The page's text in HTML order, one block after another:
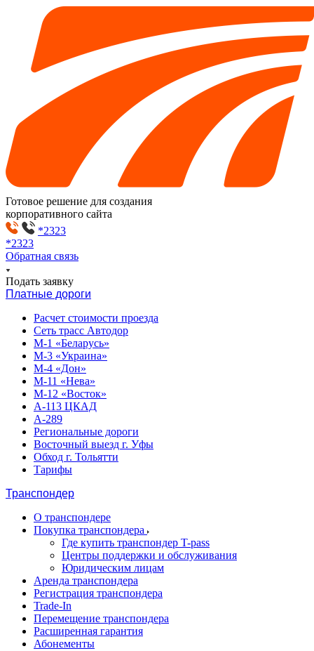
Готовое решение для создания
корпоративного сайта
*2323
*2323
Обратная связь
Подать заявку
Платные дороги
Расчет стоимости проезда
Сеть трасс Автодор
М-1 «Беларусь»
М-3 «Украина»
М-4 «Дон»
М-11 «Нева»
М-12 «Восток»
А-113 ЦКАД
А-289
Региональные дороги
Восточный выезд г. Уфы
Обход г. Тольятти
Тарифы
Транспондер
О транспондере
Покупка транспондера
Где купить транспондер T-pass
Центры поддержки и обслуживания
Юридическим лицам
Аренда транспондера
Регистрация транспондера
Trade-In
Перемещение транспондера
Расширенная гарантия
Абонементы